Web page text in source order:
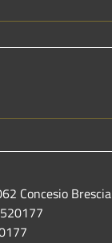
Concesio Brescia